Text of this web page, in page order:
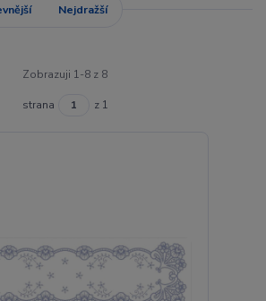
Nejdražší
Zobrazuji 1-8 z 8
strana z 1